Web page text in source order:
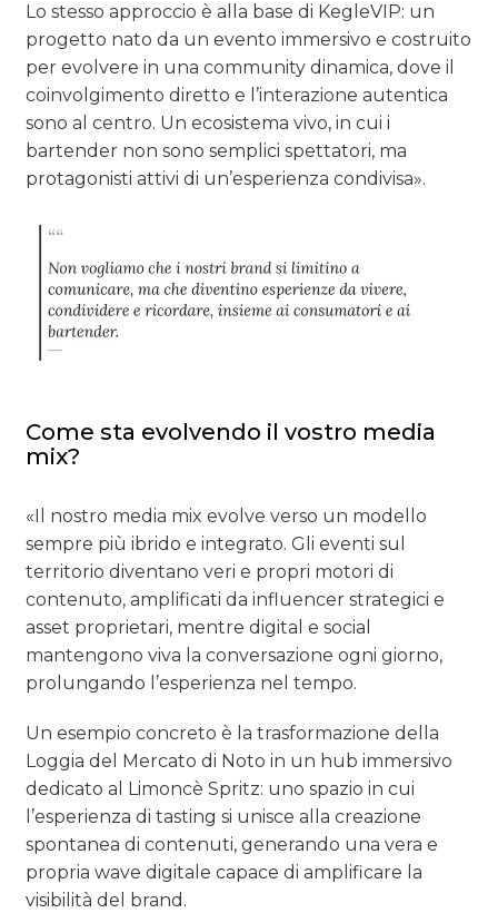
Lo stesso approccio è alla base di KegleVIP: un
progetto nato da un evento immersivo e costruito
per evolvere in una community dinamica, dove il
coinvolgimento diretto e l’interazione autentica
sono al centro. Un ecosistema vivo, in cui i
bartender non sono semplici spettatori, ma
protagonisti attivi di un’esperienza condivisa».
Come sta evolvendo il vostro media
mix?
«Il nostro media mix evolve verso un modello
sempre più ibrido e integrato. Gli eventi sul
territorio diventano veri e propri motori di
contenuto, amplificati da influencer strategici e
asset proprietari, mentre digital e social
mantengono viva la conversazione ogni giorno,
prolungando l’esperienza nel tempo.
Un esempio concreto è la trasformazione della
Loggia del Mercato di Noto in un hub immersivo
dedicato al Limoncè Spritz: uno spazio in cui
l’esperienza di tasting si unisce alla creazione
spontanea di contenuti, generando una vera e
propria wave digitale capace di amplificare la
visibilità del brand.